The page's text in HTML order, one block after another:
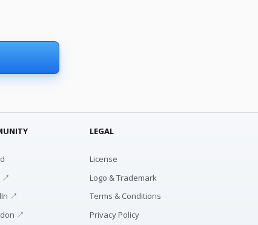
↗
↗
↗
LEGAL
License
Logo & Trademark
Terms & Conditions
Privacy Policy